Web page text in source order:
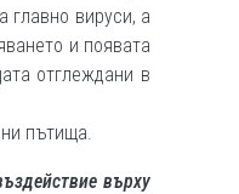
главно вируси, а
и появата
отглеждани в
пътища.
върху